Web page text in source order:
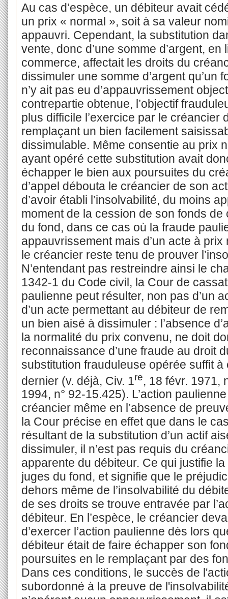
Au cas d’espèce, un débiteur avait
un prix « normal », soit à sa valeur
appauvri. Cependant, la substitution
vente, donc d’une somme d’argent,
commerce, affectait les droits du
dissimuler une somme d’argent qu’un
n’y ait pas eu d’appauvrissement
contrepartie obtenue, l’objectif
plus difficile l’exercice par le créancier
remplaçant un bien facilement
dissimulable. Même consentie au prix
ayant opéré cette substitution avait
échapper le bien aux poursuites du
d’appel débouta le créancier de son
d’avoir établi l’insolvabilité, du moins
moment de la cession de son fonds
du fond, dans ce cas où la fraude
appauvrissement mais d’un acte à
le créancier reste tenu de prouver
N’entendant pas restreindre ainsi le
1342-1 du Code civil, la Cour de
paulienne peut résulter, non pas d’un
d’un acte permettant au débiteur de
un bien aisé à dissimuler : l’absence
la normalité du prix convenu, ne doit
reconnaissance d’une fraude au droit
substitution frauduleuse opérée suffit
dernier (v. déjà, Civ. 1re, 18 févr. 1971,
1994, n° 92-15.425). L’action
créancier même en l’absence de
la Cour précise en effet que dans le
résultant de la substitution d’un actif
dissimuler, il n’est pas requis du
apparente du débiteur. Ce qui justifie
juges du fond, et signifie que le
dehors même de l’insolvabilité du
de ses droits se trouve entravée par
débiteur. En l’espèce, le créancier
d’exercer l’action paulienne dès lors
débiteur était de faire échapper son
poursuites en le remplaçant par des
Dans ces conditions, le succès de
subordonné à la preuve de